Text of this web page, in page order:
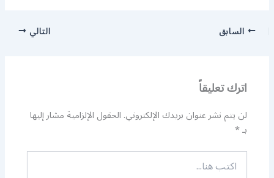
السابق التالي
اترك تعليقاً
لن يتم نشر عنوان بريدك الإلكتروني.الحقول الإلزامية مشار إليها
بـ*
اكتب
هنا...